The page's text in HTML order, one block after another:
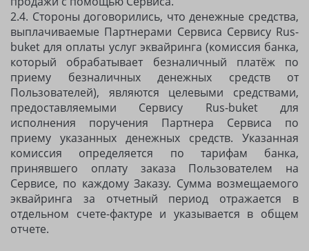
2.4. Стороны договорились, что денежные средства,
выплачиваемые Партнерами Сервиса Сервису Rus-
buket для оплаты услуг эквайринга (комиссия банка,
который обрабатывает безналичный платёж по
приему безналичных денежных средств от
Пользователей), являются целевыми средствами,
предоставляемыми Сервису Rus-buket для
исполнения поручения Партнера Сервиса по
приему указанных денежных средств. Указанная
комиссия определяется по тарифам банка,
принявшего оплату заказа Пользователем на
Сервисе, по каждому Заказу. Сумма возмещаемого
эквайринга за отчетный период отражается в
отдельном счете-фактуре и указывается в общем
отчете.